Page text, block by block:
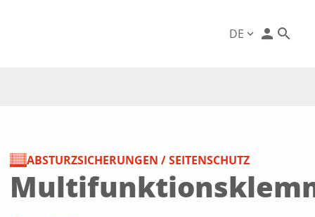
DE expand_more person
ABSTURZSICHERUNGEN / SEITENSCHUTZ